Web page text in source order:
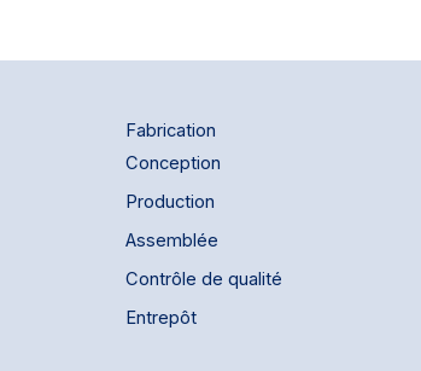
Fabrication
Conception
Production
Assemblée
Contrôle de qualité
Entrepôt